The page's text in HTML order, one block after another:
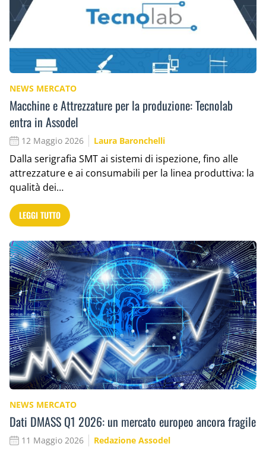
NEWS MERCATO
Macchine e Attrezzature per la produzione: Tecnolab
entra in Assodel
12 Maggio 2026 Laura Baronchelli
Dalla serigrafia SMT ai sistemi di ispezione, fino alle
attrezzature e ai consumabili per la linea produttiva: la
qualità dei…
LEGGI TUTTO
NEWS MERCATO
Dati DMASS Q1 2026: un mercato europeo ancora fragile
11 Maggio 2026 Redazione Assodel